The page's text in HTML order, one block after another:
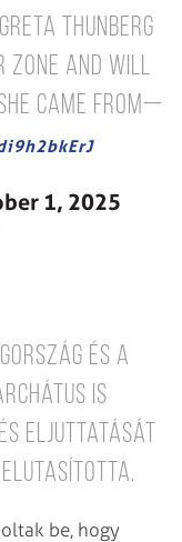
Thunberg
zone and will
came from—
1, 2025
és a
is
eljuttatását
be, hogy